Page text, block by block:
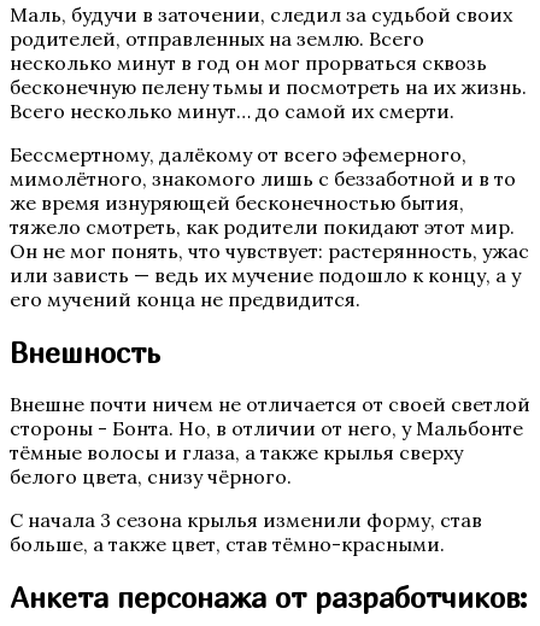
Te Amo. Том 1: Залив надежды
Пришествие Номер Три
Маль, будучи в заточении, следил за судьбой своих
родителей, отправленных на землю. Всего
несколько минут в год он мог прорваться сквозь
бесконечную пелену тьмы и посмотреть на их жизнь.
Всего несколько минут… до самой их смерти.
Бессмертному, далёкому от всего эфемерного,
мимолётного, знакомого лишь с беззаботной и в то
же время изнуряющей бесконечностью бытия,
тяжело смотреть, как родители покидают этот мир.
Он не мог понять, что чувствует: растерянность, ужас
или зависть — ведь их мучение подошло к концу, а у
его мучений конца не предвидится.
Внешность
Внешне почти ничем не отличается от своей светлой
стороны - Бонта. Но, в отличии от него, у Мальбонте
тёмные волосы и глаза, а также крылья сверху
белого цвета, снизу чёрного.
С начала 3 сезона крылья изменили форму, став
больше, а также цвет, став тёмно-красными.
Анкета персонажа от разработчиков: